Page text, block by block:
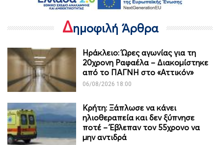
Δημοφιλή Άρθρα
Ηράκλειο: Ώρες αγωνίας για τη
20χρονη Ραφαέλα – Διακομίστηκε
από το ΠΑΓΝΗ στο «Αττικόν»
06/08/2026 18:00
Κρήτη: Ξάπλωσε να κάνει
ηλιοθεραπεία και δεν ξύπνησε
ποτέ – Έβλεπαν τον 55χρονο να
μην αντιδρά